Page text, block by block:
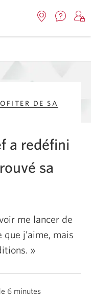
fenêtre
DE SA
a redéfini
sa
me lancer de
j’aime, mais
»
6 minutes